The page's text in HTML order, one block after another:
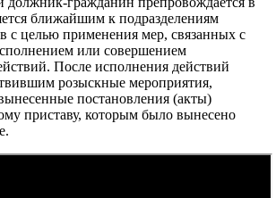
ближайшим к подразделениям
с целью применения мер, связанных с
или совершением
После исполнения действий
розыскные мероприятия,
постановления (акты)
приставу, которым было вынесено